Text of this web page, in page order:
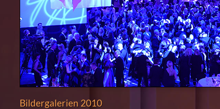
Bildergalerien 2010